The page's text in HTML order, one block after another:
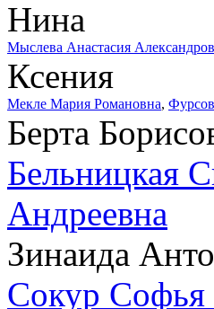
Нина
Мыслева Анастасия
Ксения
Мекле Мария Романовна,
Берта
Бельницкая
Андреевна
Зинаида
Сокур Софья